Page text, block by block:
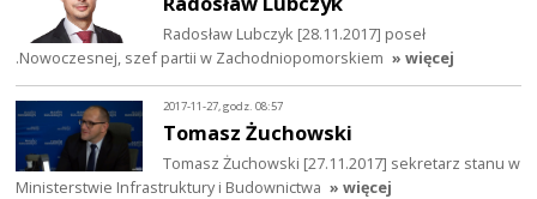
Radosław Lubczyk [28.11.2017] poseł
.Nowoczesnej, szef partii w Zachodniopomorskiem » więcej
2017-11-27, godz. 08:57
Tomasz Żuchowski
Tomasz Żuchowski [27.11.2017] sekretarz stanu w
Ministerstwie Infrastruktury i Budownictwa » więcej